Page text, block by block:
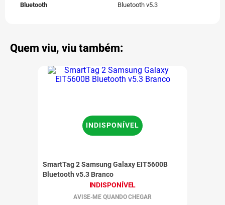
Bluetooth Bluetooth v5.3
Quem viu, viu também:
SmartTag 2 Samsung Galaxy EIT5600B
Bluetooth v5.3 Branco
INDISPONÍVEL
AVISE-ME QUANDO CHEGAR
INDISPONÍVEL